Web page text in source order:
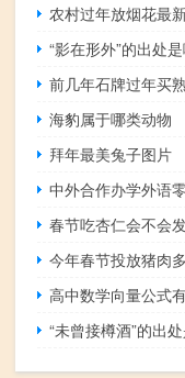
农村过年放烟花最
“影在形外”的出处
前几年石牌过年买
海豹属于哪类动物
拜年最美兔子图片
中外合作办学外语
春节吃杏仁会不会
今年春节投放猪肉
高中数学向量公式
“未曾接樽酒”的出